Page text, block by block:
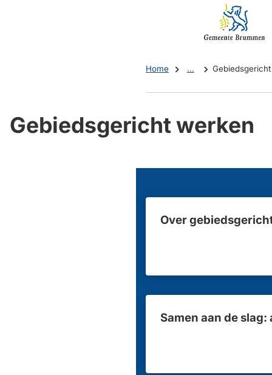
Mijn
Brummen
(Verwijst
naar
externe
Home ...
Gebiedsgericht werken
Over
Samen aan de